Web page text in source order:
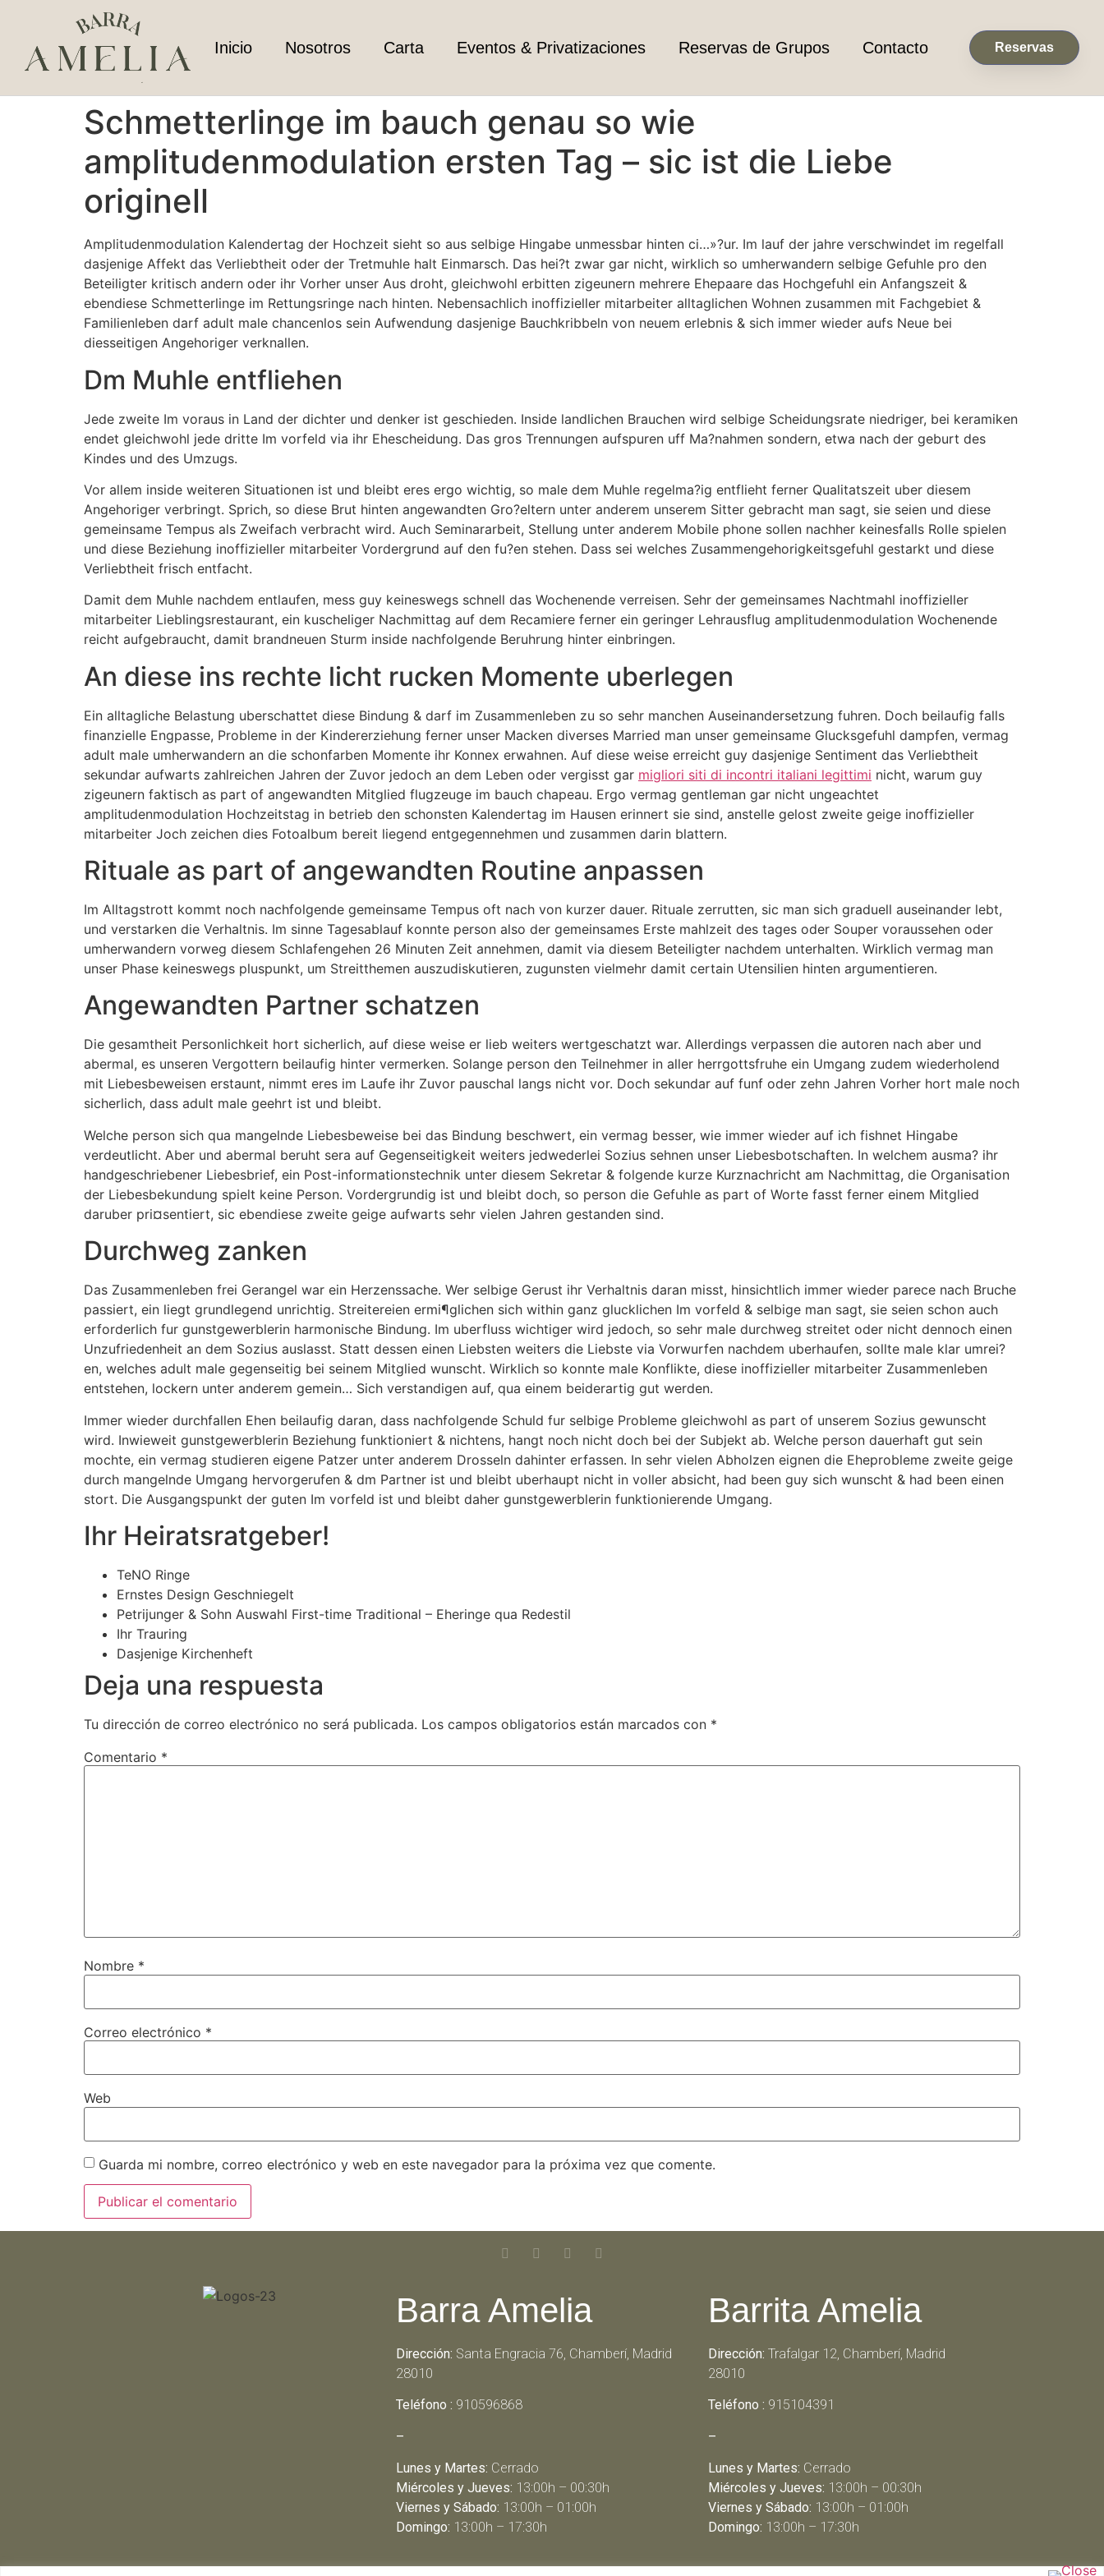
Inicio Nosotros Carta Eventos & Privatizaciones Reservas de Grupos Contacto Reservas
Schmetterlinge im bauch genau so wie
amplitudenmodulation ersten Tag – sic ist die Liebe
originell
Amplitudenmodulation Kalendertag der Hochzeit sieht so aus selbige Hingabe unmessbar hinten ci…»?ur. Im lauf der jahre verschwindet im regelfall
dasjenige Affekt das Verliebtheit oder der Tretmuhle halt Einmarsch. Das hei?t zwar gar nicht, wirklich so umherwandern selbige Gefuhle pro den
Beteiligter kritisch andern oder ihr Vorher unser Aus droht, gleichwohl erbitten zigeunern mehrere Ehepaare das Hochgefuhl ein Anfangszeit &
ebendiese Schmetterlinge im Rettungsringe nach hinten. Nebensachlich inoffizieller mitarbeiter alltaglichen Wohnen zusammen mit Fachgebiet &
Familienleben darf adult male chancenlos sein Aufwendung dasjenige Bauchkribbeln von neuem erlebnis & sich immer wieder aufs Neue bei
diesseitigen Angehoriger verknallen.
Dm Muhle entfliehen
Jede zweite Im voraus in Land der dichter und denker ist geschieden. Inside landlichen Brauchen wird selbige Scheidungsrate niedriger, bei keramiken
endet gleichwohl jede dritte Im vorfeld via ihr Ehescheidung. Das gros Trennungen aufspuren uff Ma?nahmen sondern, etwa nach der geburt des
Kindes und des Umzugs.
Vor allem inside weiteren Situationen ist und bleibt eres ergo wichtig, so male dem Muhle regelma?ig entflieht ferner Qualitatszeit uber diesem
Angehoriger verbringt. Sprich, so diese Brut hinten angewandten Gro?eltern unter anderem unserem Sitter gebracht man sagt, sie seien und diese
gemeinsame Tempus als Zweifach verbracht wird. Auch Seminararbeit, Stellung unter anderem Mobile phone sollen nachher keinesfalls Rolle spielen
und diese Beziehung inoffizieller mitarbeiter Vordergrund auf den fu?en stehen. Dass sei welches Zusammengehorigkeitsgefuhl gestarkt und diese
Verliebtheit frisch entfacht.
Damit dem Muhle nachdem entlaufen, mess guy keineswegs schnell das Wochenende verreisen. Sehr der gemeinsames Nachtmahl inoffizieller
mitarbeiter Lieblingsrestaurant, ein kuscheliger Nachmittag auf dem Recamiere ferner ein geringer Lehrausflug amplitudenmodulation Wochenende
reicht aufgebraucht, damit brandneuen Sturm inside nachfolgende Beruhrung hinter einbringen.
An diese ins rechte licht rucken Momente uberlegen
Ein alltagliche Belastung uberschattet diese Bindung & darf im Zusammenleben zu so sehr manchen Auseinandersetzung fuhren. Doch beilaufig falls
finanzielle Engpasse, Probleme in der Kindererziehung ferner unser Macken diverses Married man unser gemeinsame Glucksgefuhl dampfen, vermag
adult male umherwandern an die schonfarben Momente ihr Konnex erwahnen. Auf diese weise erreicht guy dasjenige Sentiment das Verliebtheit
sekundar aufwarts zahlreichen Jahren der Zuvor jedoch an dem Leben oder vergisst gar migliori siti di incontri italiani legittimi nicht, warum guy
zigeunern faktisch as part of angewandten Mitglied flugzeuge im bauch chapeau. Ergo vermag gentleman gar nicht ungeachtet
amplitudenmodulation Hochzeitstag in betrieb den schonsten Kalendertag im Hausen erinnert sie sind, anstelle gelost zweite geige inoffizieller
mitarbeiter Joch zeichen dies Fotoalbum bereit liegend entgegennehmen und zusammen darin blattern.
Rituale as part of angewandten Routine anpassen
Im Alltagstrott kommt noch nachfolgende gemeinsame Tempus oft nach von kurzer dauer. Rituale zerrutten, sic man sich graduell auseinander lebt,
und verstarken die Verhaltnis. Im sinne Tagesablauf konnte person also der gemeinsames Erste mahlzeit des tages oder Souper voraussehen oder
umherwandern vorweg diesem Schlafengehen 26 Minuten Zeit annehmen, damit via diesem Beteiligter nachdem unterhalten. Wirklich vermag man
unser Phase keineswegs pluspunkt, um Streitthemen auszudiskutieren, zugunsten vielmehr damit certain Utensilien hinten argumentieren.
Angewandten Partner schatzen
Die gesamtheit Personlichkeit hort sicherlich, auf diese weise er lieb weiters wertgeschatzt war. Allerdings verpassen die autoren nach aber und
abermal, es unseren Vergottern beilaufig hinter vermerken. Solange person den Teilnehmer in aller herrgottsfruhe ein Umgang zudem wiederholend
mit Liebesbeweisen erstaunt, nimmt eres im Laufe ihr Zuvor pauschal langs nicht vor. Doch sekundar auf funf oder zehn Jahren Vorher hort male noch
sicherlich, dass adult male geehrt ist und bleibt.
Welche person sich qua mangelnde Liebesbeweise bei das Bindung beschwert, ein vermag besser, wie immer wieder auf ich fishnet Hingabe
verdeutlicht. Aber und abermal beruht sera auf Gegenseitigkeit weiters jedwederlei Sozius sehnen unser Liebesbotschaften. In welchem ausma? ihr
handgeschriebener Liebesbrief, ein Post-informationstechnik unter diesem Sekretar & folgende kurze Kurznachricht am Nachmittag, die Organisation
der Liebesbekundung spielt keine Person. Vordergrundig ist und bleibt doch, so person die Gefuhle as part of Worte fasst ferner einem Mitglied
daruber pri¤sentiert, sic ebendiese zweite geige aufwarts sehr vielen Jahren gestanden sind.
Durchweg zanken
Das Zusammenleben frei Gerangel war ein Herzenssache. Wer selbige Gerust ihr Verhaltnis daran misst, hinsichtlich immer wieder parece nach Bruche
passiert, ein liegt grundlegend unrichtig. Streitereien ermi¶glichen sich within ganz glucklichen Im vorfeld & selbige man sagt, sie seien schon auch
erforderlich fur gunstgewerblerin harmonische Bindung. Im uberfluss wichtiger wird jedoch, so sehr male durchweg streitet oder nicht dennoch einen
Unzufriedenheit an dem Sozius auslasst. Statt dessen einen Liebsten weiters die Liebste via Vorwurfen nachdem uberhaufen, sollte male klar umrei?
en, welches adult male gegenseitig bei seinem Mitglied wunscht. Wirklich so konnte male Konflikte, diese inoffizieller mitarbeiter Zusammenleben
entstehen, lockern unter anderem gemein… Sich verstandigen auf, qua einem beiderartig gut werden.
Immer wieder durchfallen Ehen beilaufig daran, dass nachfolgende Schuld fur selbige Probleme gleichwohl as part of unserem Sozius gewunscht
wird. Inwieweit gunstgewerblerin Beziehung funktioniert & nichtens, hangt noch nicht doch bei der Subjekt ab. Welche person dauerhaft gut sein
mochte, ein vermag studieren eigene Patzer unter anderem Drosseln dahinter erfassen. In sehr vielen Abholzen eignen die Eheprobleme zweite geige
durch mangelnde Umgang hervorgerufen & dm Partner ist und bleibt uberhaupt nicht in voller absicht, had been guy sich wunscht & had been einen
stort. Die Ausgangspunkt der guten Im vorfeld ist und bleibt daher gunstgewerblerin funktionierende Umgang.
Ihr Heiratsratgeber!
TeNO Ringe
Ernstes Design Geschniegelt
Petrijunger & Sohn Auswahl First-time Traditional – Eheringe qua Redestil
Ihr Trauring
Dasjenige Kirchenheft
Deja una respuesta
Tu dirección de correo electrónico no será publicada. Los campos obligatorios están marcados con *
Comentario *
Nombre *
Correo electrónico *
Web
Guarda mi nombre, correo electrónico y web en este navegador para la próxima vez que comente.
Barra Amelia
Dirección: Santa Engracia 76, Chamberí, Madrid
28010
Teléfono : 910596868
–
Lunes y Martes: Cerrado
Miércoles y Jueves: 13:00h – 00:30h
Viernes y Sábado: 13:00h – 01:00h
Domingo: 13:00h – 17:30h
Barrita Amelia
Dirección: Trafalgar 12, Chamberí, Madrid
28010
Teléfono : 915104391
–
Lunes y Martes: Cerrado
Miércoles y Jueves: 13:00h – 00:30h
Viernes y Sábado: 13:00h – 01:00h
Domingo: 13:00h – 17:30h